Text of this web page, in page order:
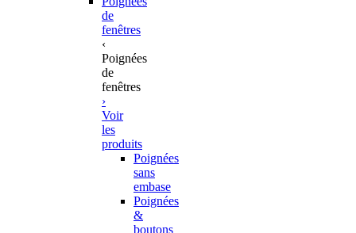
de
fenêtres
‹
Poignées
de
fenêtres
›
Voir
les
produits
Poignées
sans
embase
Poignées
&
boutons